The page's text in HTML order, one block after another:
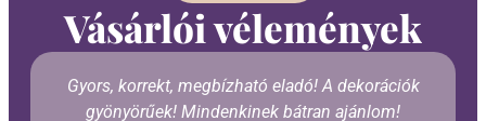
Vásárlói vélemények
Gyors, korrekt, megbízható eladó! A dekorációk
gyönyörűek! Mindenkinek bátran ajánlom!